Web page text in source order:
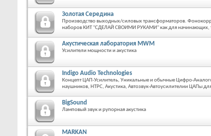
Золотая Середина
Производство выходных/силовых трансформаторов.
наборов КИТ "СДЕЛАЙ СВОИМИ РУКАМИ" как для начинающих,
Акустическая лаборатория MWM
Усилители мощности и акустика
Indigo Audio Technologies
Концепт ЦАП-Усилитель, Уникальные и обычные Цифро-
наушников, HTPC, Акустика, Автозвук-Автоусилителии ЦАПы
BigSound
Ламповый звук и рупорная акустика
MARKAN